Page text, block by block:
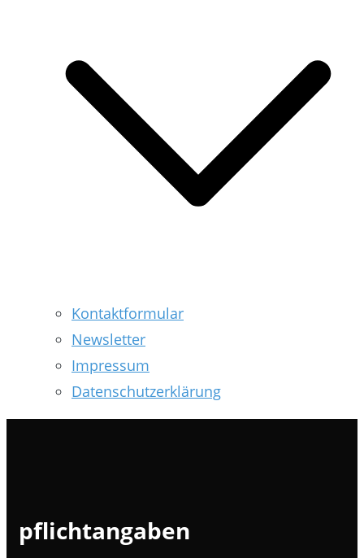
Kontaktformular
Newsletter
Impressum
Datenschutzerklärung
pflichtangaben